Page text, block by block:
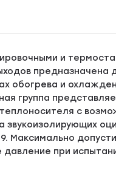
и
обогрева и
группа
с
Максимально
при